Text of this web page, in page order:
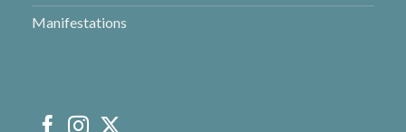
Manifestations